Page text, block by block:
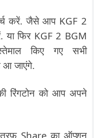
करें. जैसे आप KGF 2
फिर KGF 2 BGM
किए गए सभी
जाएंगे.
रिंगटोन को आप अपने
तरफ Share का ऑप्शन